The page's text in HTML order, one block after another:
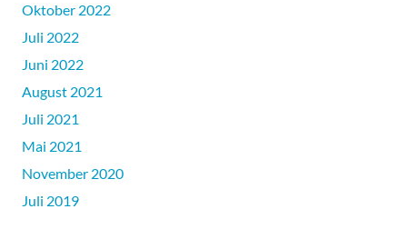
Oktober 2022
Juli 2022
Juni 2022
August 2021
Juli 2021
Mai 2021
November 2020
Juli 2019